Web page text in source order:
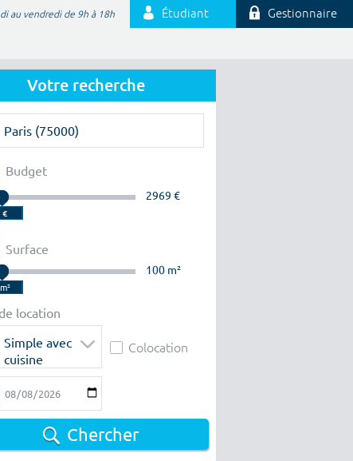
au vendredi de 9h à 18h Étudiant Gestionnaire
Votre recherche
Budget
2969 €
Surface
100 m²
location
Simple avec
cuisine
Colocation
Chercher